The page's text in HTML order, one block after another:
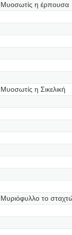
Μυοσωτίς η έρπουσα
Μυοσωτίς η Σικελική
Μυριόφυλλο το